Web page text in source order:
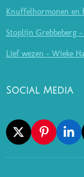
Knuffelhormonen en
Stoplijn Grebbeberg -
Lief wezen - Wieke
Social Media
X
P
I
N
L
I
N